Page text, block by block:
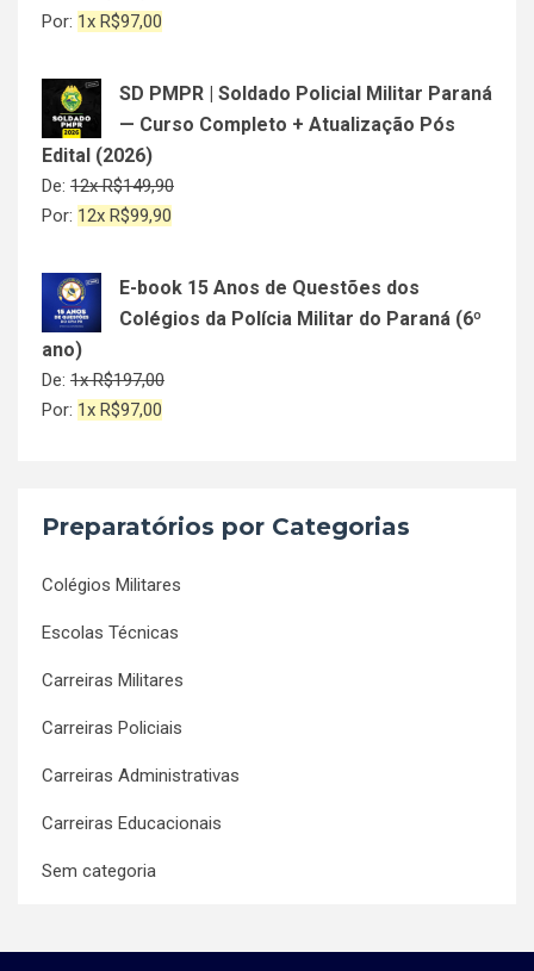
Por: 1x R$97,00
SD PMPR | Soldado Policial Militar Paraná
— Curso Completo + Atualização Pós
Edital (2026)
De: 12xR$149,90
Por: 12x R$99,90
E-book 15 Anos de Questões dos
Colégios da Polícia Militar do Paraná (6º
ano)
De: 1xR$197,00
Por: 1x R$97,00
Preparatórios por Categorias
Colégios Militares
Escolas Técnicas
Carreiras Militares
Carreiras Policiais
Carreiras Administrativas
Carreiras Educacionais
Sem categoria